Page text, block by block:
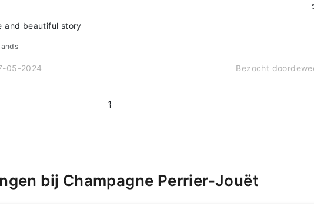
and beautiful story
05-2024 Bezocht
1
bij Champagne Perrier-Jouët